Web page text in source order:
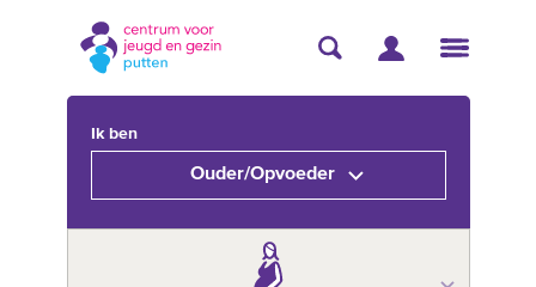
Ik ben
Ouder/Opvoeder